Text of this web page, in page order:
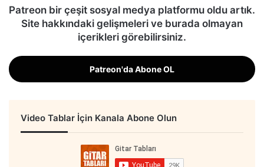
Patreon bir çeşit sosyal medya platformu oldu artık.
Site hakkındaki gelişmeleri ve burada olmayan
içerikleri görebilirsiniz.
Patreon'da Abone OL
Video Tablar İçin Kanala Abone Olun